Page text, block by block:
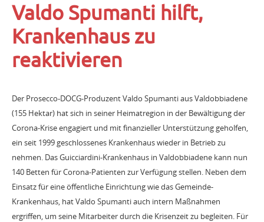
Valdo Spumanti hilft,
Krankenhaus zu
reaktivieren
Der Prosecco-DOCG-Produzent Valdo Spumanti aus Valdobbiadene
(155 Hektar) hat sich in seiner Heimatregion in der Bewältigung der
Corona-Krise engagiert und mit finanzieller Unterstützung geholfen,
ein seit 1999 geschlossenes Krankenhaus wieder in Betrieb zu
nehmen. Das Guicciardini-Krankenhaus in Valdobbiadene kann nun
140 Betten für Corona-Patienten zur Verfügung stellen. Neben dem
Einsatz für eine öffentliche Einrichtung wie das Gemeinde-
Krankenhaus, hat Valdo Spumanti auch intern Maßnahmen
ergriffen, um seine Mitarbeiter durch die Krisenzeit zu begleiten. Für